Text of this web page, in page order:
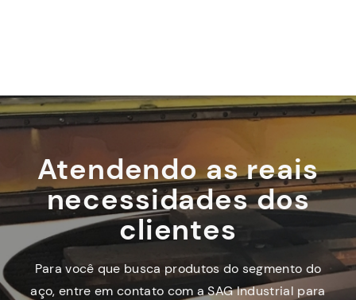
Atendendo as reais
necessidades dos
clientes
Para você que busca produtos do segmento do
aço, entre em contato com a SAG Industrial para